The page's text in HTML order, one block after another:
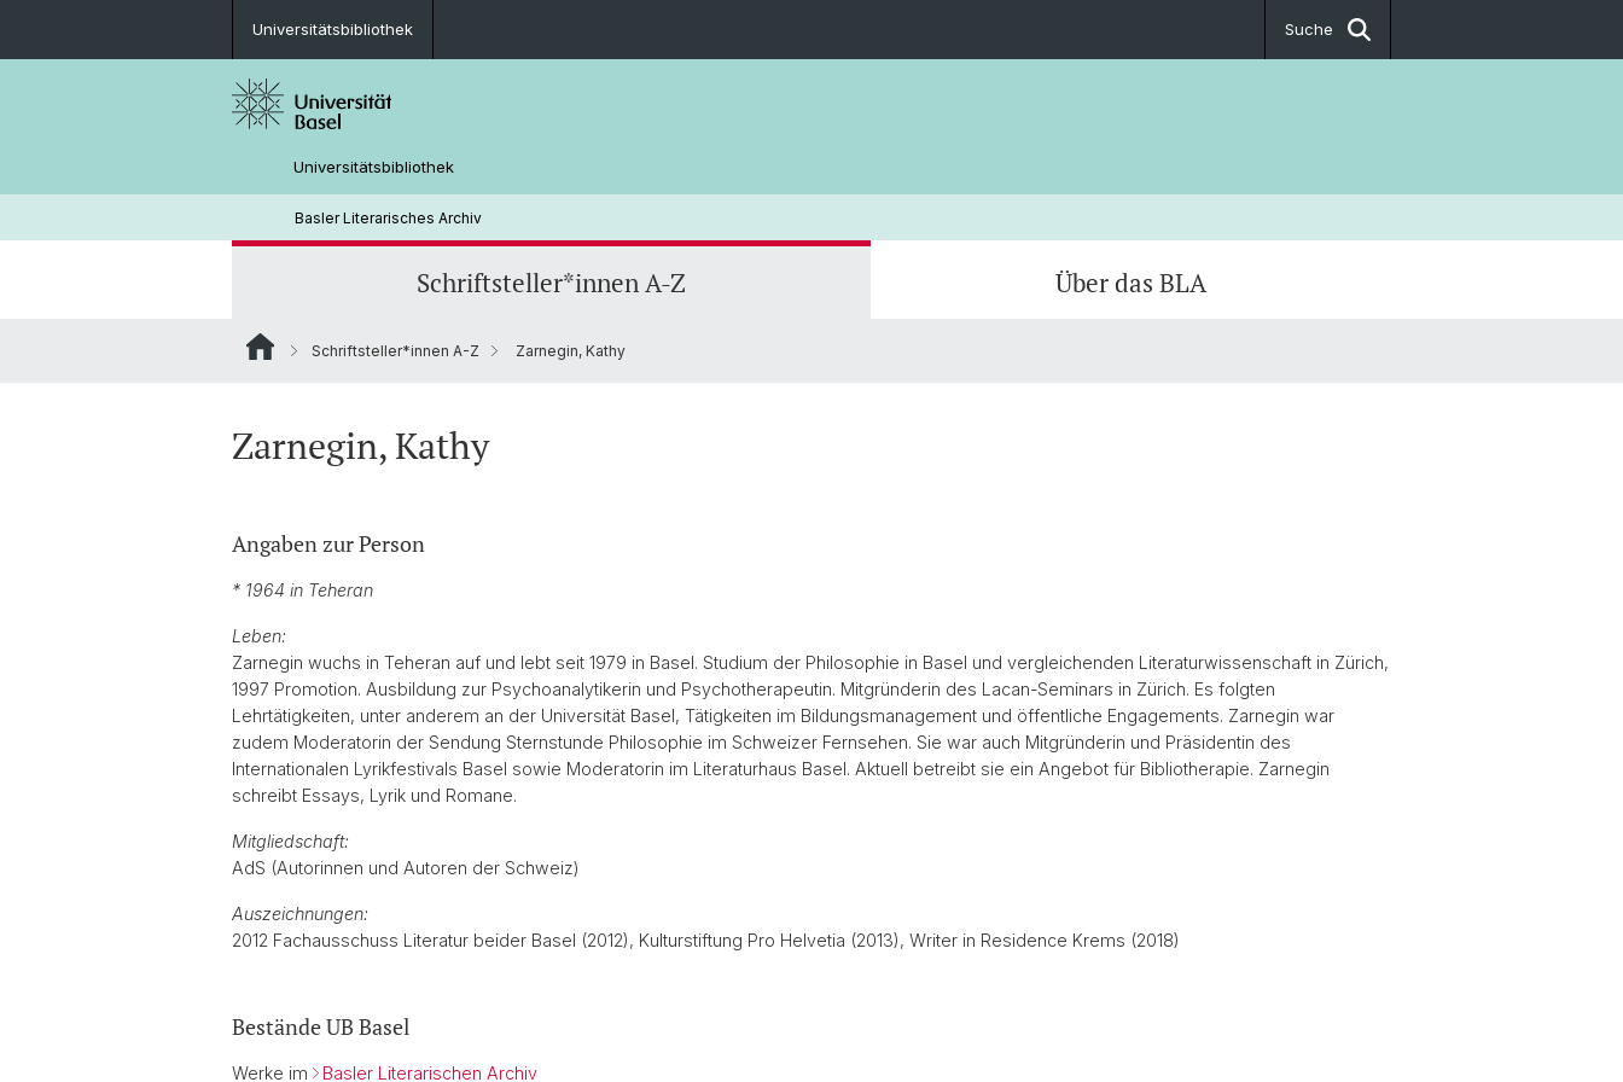
Universitätsbibliothek Suche
Universitätsbibliothek
Basler Literarisches Archiv
Schriftsteller*innen A-Z Über das BLA
Schriftsteller*innen A-Z Zarnegin, Kathy
Zarnegin, Kathy
Angaben zur Person
* 1964 in Teheran
Leben:
Zarnegin wuchs in Teheran auf und lebt seit 1979 in Basel. Studium der Philosophie in Basel und vergleichenden Literaturwissenschaft in Zürich,
1997 Promotion. Ausbildung zur Psychoanalytikerin und Psychotherapeutin. Mitgründerin des Lacan-Seminars in Zürich. Es folgten
Lehrtätigkeiten, unter anderem an der Universität Basel, Tätigkeiten im Bildungsmanagement und öffentliche Engagements. Zarnegin war
zudem Moderatorin der Sendung Sternstunde Philosophie im Schweizer Fernsehen. Sie war auch Mitgründerin und Präsidentin des
Internationalen Lyrikfestivals Basel sowie Moderatorin im Literaturhaus Basel. Aktuell betreibt sie ein Angebot für Bibliotherapie. Zarnegin
schreibt Essays, Lyrik und Romane.
Mitgliedschaft:
AdS (Autorinnen und Autoren der Schweiz)
Auszeichnungen:
2012 Fachausschuss Literatur beider Basel (2012), Kulturstiftung Pro Helvetia (2013), Writer in Residence Krems (2018)
Bestände UB Basel
Werke im Basler Literarischen Archiv